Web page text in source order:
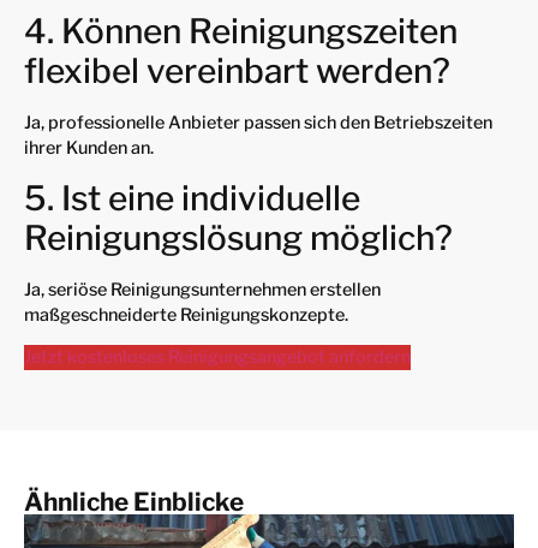
4. Können Reinigungszeiten
flexibel vereinbart werden?
Ja, professionelle Anbieter passen sich den Betriebszeiten
ihrer Kunden an.
5. Ist eine individuelle
Reinigungslösung möglich?
Ja, seriöse Reinigungsunternehmen erstellen
maßgeschneiderte Reinigungskonzepte.
Jetzt kostenloses Reinigungsangebot anfordern
Ähnliche Einblicke